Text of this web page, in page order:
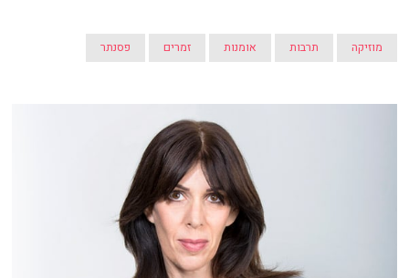
מוזיקה תרבות אומנות זמרים פסנתר